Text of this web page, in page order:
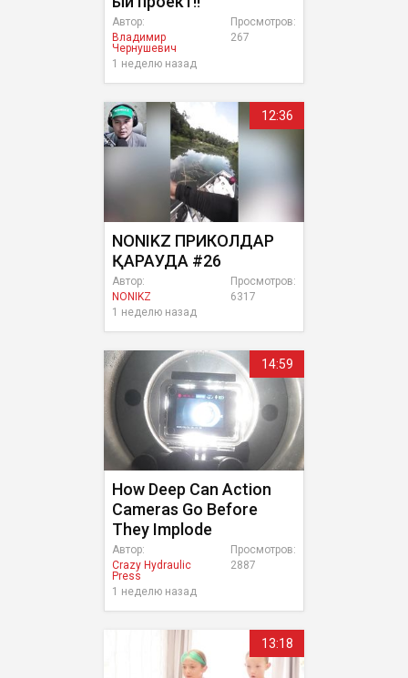
Просмотров:
267
Автор:
Владимир
Чернушевич
1 неделю назад
12:36
NONIKZ ПРИКОЛДАР
ҚАРАУДА #26
Просмотров:
6317
Автор:
NONIKZ
1 неделю назад
14:59
How Deep Can Action
Cameras Go Before
They Implode
Просмотров:
2887
Автор:
Crazy Hydraulic
Press
1 неделю назад
13:18